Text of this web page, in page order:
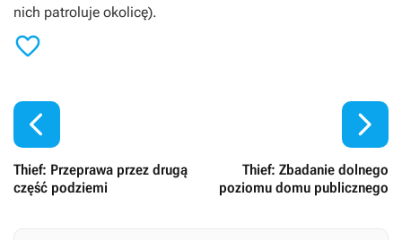
nich patroluje okolicę).


Thief: Przeprawa przez drugą
część podziemi
Thief: Zbadanie dolnego
poziomu domu publicznego
